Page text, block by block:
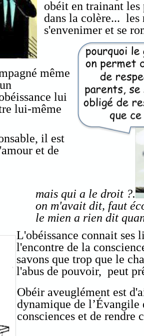
L'obéissance connait ses
l'encontre de la
savons que trop que le
l'abus de pouvoir, peut
.
mais qui a le droit
on m'avait dit, faut
le mien a rien dit
même
lui
lui-même
il est
et de
Obéir aveuglément est
dynamique de
consciences et de rendre
obéit en trainant les
dans la colère... les
s'envenimer et se